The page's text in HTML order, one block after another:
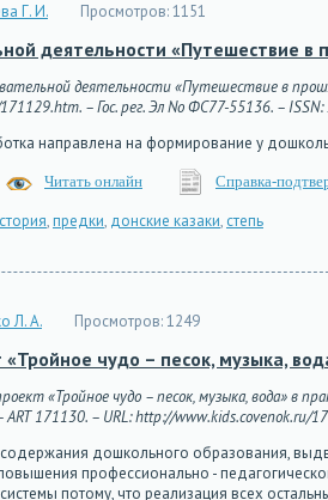
Г. И. Просмотров:1151
деятельности «Путешествие в
деятельности «Путешествие в
– Гос. рег. Эл No ФС77-55136. –
направлена на формирование у
Читать онлайн Справка-
,предки, донские казаки, степь
Л. А. Просмотров:1249
«Тройное чудо – песок, музыка,
«Тройное чудо – песок, музыка, вода» в
171130. – URL: http://www.kids.covenok.ru/
дошкольного образования,
профессионально -
потому, что реализация всех